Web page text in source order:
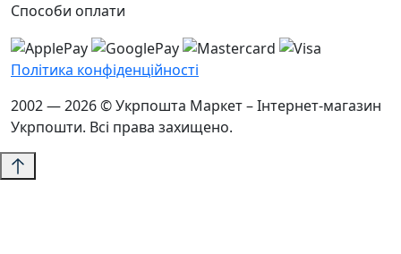
Способи оплати
Політика конфіденційності
2002 — 2026 © Укрпошта Маркет – Інтернет-магазин
Укрпошти. Всі права захищено.